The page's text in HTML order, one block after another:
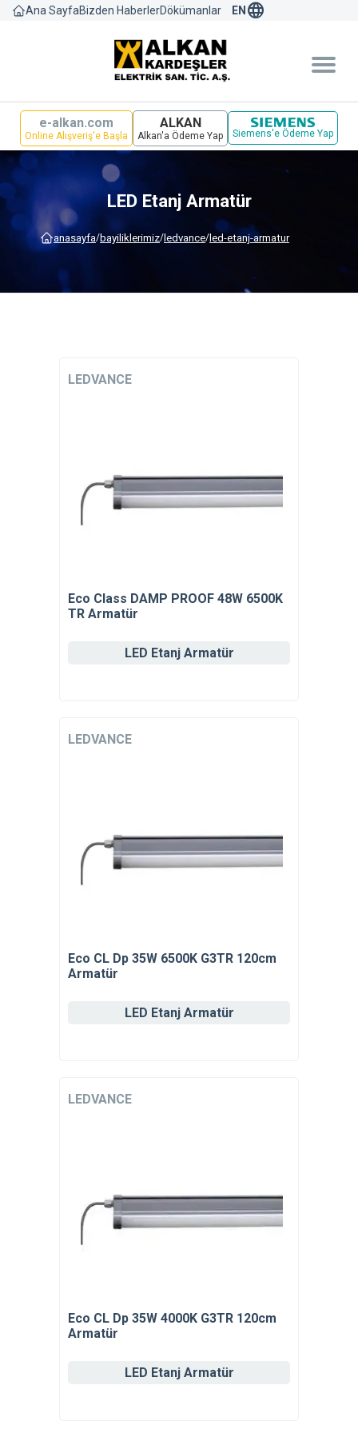
Ana SayfaBizden HaberlerDökümanlar EN language
e-alkan.com
Online Alışveriş'e Başla
ALKAN
Alkan'a Ödeme Yap Siemens'e Ödeme Yap
LED Etanj Armatür
anasayfa/bayi̇li̇kleri̇mi̇z/ ledvance/ led-etanj-armatur
LEDVANCE
Eco Class DAMP PROOF 48W 6500K
TR Armatür
LED Etanj Armatür
LEDVANCE
Eco CL Dp 35W 6500K G3TR 120cm
Armatür
LED Etanj Armatür
LEDVANCE
Eco CL Dp 35W 4000K G3TR 120cm
Armatür
LED Etanj Armatür